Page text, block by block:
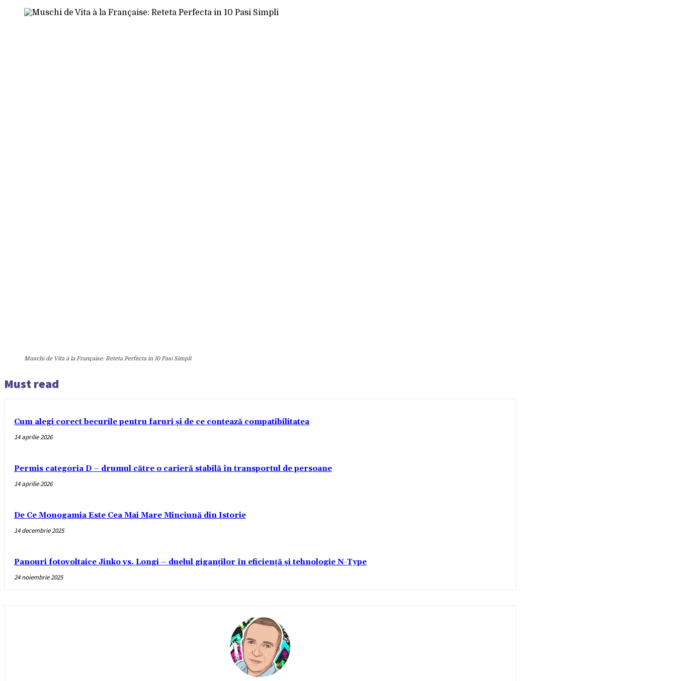
Muschi de Vita à la Française: Reteta Perfecta in 10 Pasi Simpli
Must read
Cum alegi corect becurile pentru faruri și de ce contează compatibilitatea
14 aprilie 2026
Permis categoria D – drumul către o carieră stabilă în transportul de persoane
14 aprilie 2026
De Ce Monogamia Este Cea Mai Mare Minciună din Istorie
14 decembrie 2025
Panouri fotovoltaice Jinko vs. Longi – duelul giganților în eficiență și tehnologie N-Type
24 noiembrie 2025